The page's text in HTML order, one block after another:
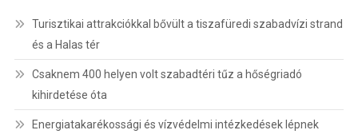
Turisztikai attrakciókkal bővült a tiszafüredi szabadvízi strand
és a Halas tér
Csaknem 400 helyen volt szabadtéri tűz a hőségriadó
kihirdetése óta
Energiatakarékossági és vízvédelmi intézkedések lépnek